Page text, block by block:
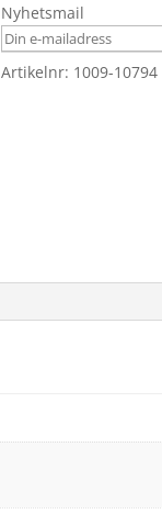
Nyhetsmail
Artikelnr: 1009-10794